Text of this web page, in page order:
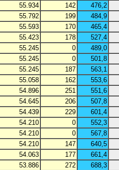
55.934 142
476,2
55.792 199
484,9
55.593 170
465,4
55.423 178
527,4
55.245 0
489,0
55.245 0
501,8
55.245 187
563,1
55.058 162
553,6
54.896 251
551,6
54.645 206
507,8
54.439 229
601,4
54.210 0
552,3
54.210 0
567,8
54.210 147
640,5
54.063 177
661,4
53.886 272
688,3